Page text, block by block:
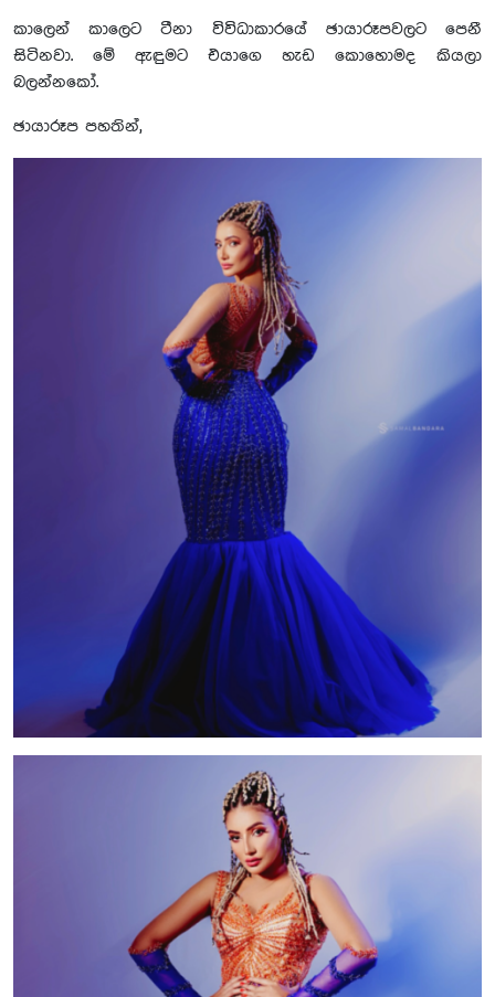
කාලෙන් කාලෙට ටීනා විවිධාකාරයේ ඡායාරූපවලට පෙනී
සිටිනවා. මේ ඇඳුමට එයාගෙ හැඩ කොහොමද කියලා
බලන්නකෝ.
ඡායාරූප පහතින්,